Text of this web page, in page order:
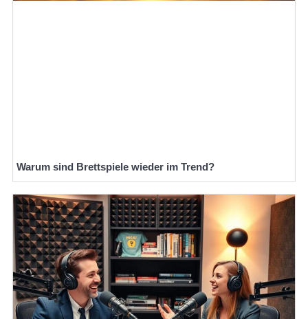
Warum sind Brettspiele wieder im Trend?